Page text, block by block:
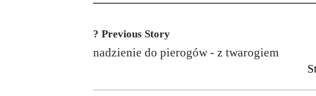
? Previous Story
nadzienie do pierogów - z twarogiem